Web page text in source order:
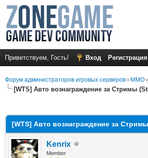
Приветствуем, Гость! Вход Регистрация
Форум администраторов игровых серверов › MMO ›
[WTS] Авто вознаграждение за Стримы
[WTS] Авто вознаграждение за
Kenrix
Member